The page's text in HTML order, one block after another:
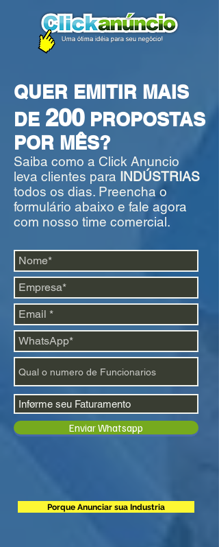
QUER EMITIR MAIS
DE 200PROPOSTAS
POR MÊS?
Saiba como a Click Anuncio
leva clientes para INDÚSTRIAS
todos os dias. Preencha o
formulário abaixo e fale agora
com nosso time comercial.
Enviar Whatsapp
Porque Anunciar sua Industria